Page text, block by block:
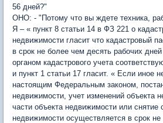
56 дней?"
ОНО: - "Потому что вы ждете техника,
Я – « пункт 8 статьи 14 в ФЗ 221 о
недвижимости гласит что кадастровый
в срок не более чем десять рабочих
органом кадастрового учета
и пункт 1 статьи 17 гласит. « Если иное
настоящим Федеральным законом,
недвижимости, учет изменений объекта
части объекта недвижимости или снятие
недвижимости осуществляется в срок